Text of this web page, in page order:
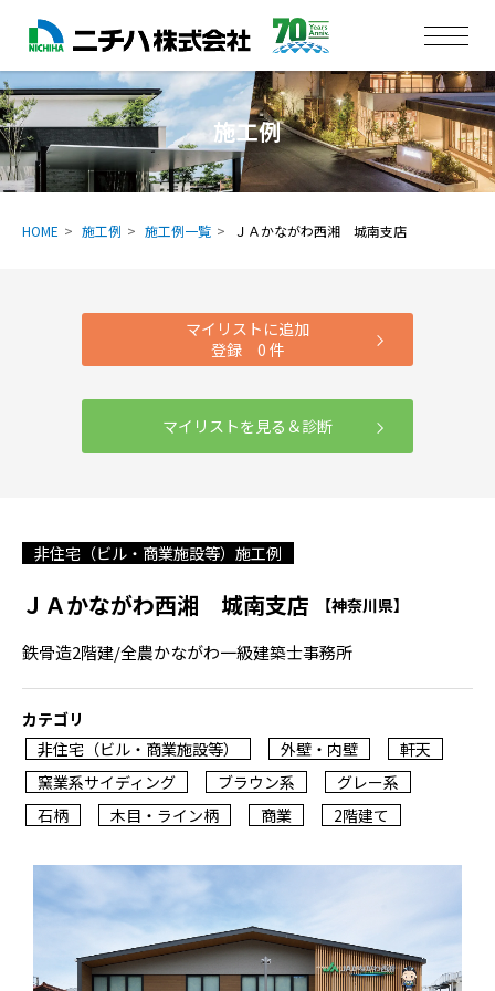
施工例
HOME 施工例 施工例一覧 ＪＡかながわ西湘 城南支店
マイリストに追加
登録 0 件
マイリストを見る＆診断
非住宅（ビル・商業施設等）施工例
ＪＡかながわ西湘 城南支店 【神奈川県】
鉄骨造2階建/全農かながわ一級建築士事務所
カテゴリ
非住宅（ビル・商業施設等）
外壁・内壁
軒天
窯業系サイディング
ブラウン系
グレー系
石柄
木目・ライン柄 商業 2階建て